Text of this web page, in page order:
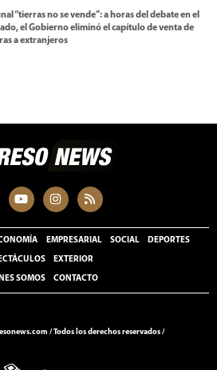
“tierras no se vende”: a horas del debate en el
el Gobierno eliminó el capítulo de venta de
a extranjeros
EMPRESARIAL SOCIAL DEPORTES
EXTERIOR
SOMOS CONTACTO
/Todos los derechos reservados /